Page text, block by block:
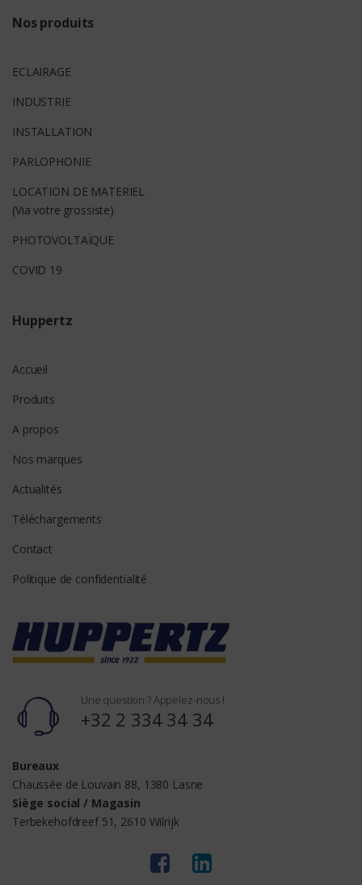
Nos produits
ECLAIRAGE
INDUSTRIE
INSTALLATION
PARLOPHONIE
LOCATION DE MATERIEL
(Via votre grossiste)
PHOTOVOLTAÏQUE
COVID 19
Huppertz
Accueil
Produits
A propos
Nos marques
Actualités
Téléchargements
Contact
Politique de confidentialité
Une question ? Appelez-nous !
+32 2 334 34 34
Bureaux
Chaussée de Louvain 88, 1380 Lasne
Siège social / Magasin
Terbekehofdreef 51, 2610 Wilrijk